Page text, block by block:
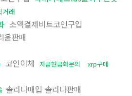
거래
소액결제비트코인구입
움판매
코인이체 자금현금화문의 xrp구매
솔라나매입 솔라나판매